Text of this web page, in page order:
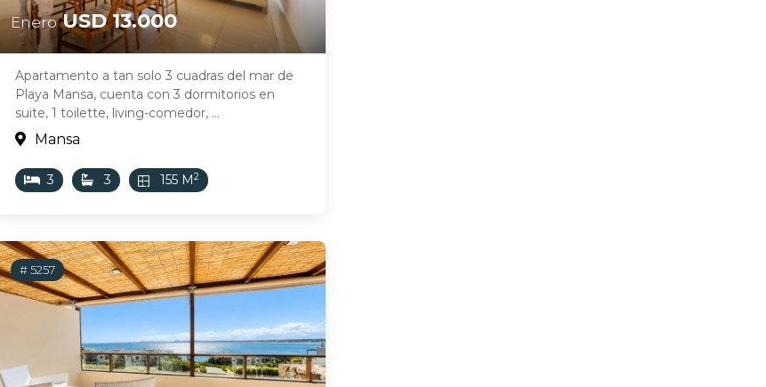
EneroUSD 13.000
Apartamento a tan solo 3 cuadras del mar de
Playa Mansa, cuenta con 3 dormitorios en
suite, 1 toilette, living-comedor, ...
Mansa
3 3 155 M2
# 5257